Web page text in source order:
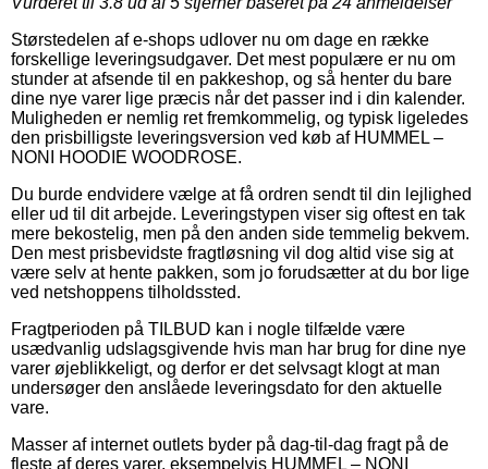
Størstedelen af e-shops udlover nu om dage en række
forskellige leveringsudgaver. Det mest populære er nu om
stunder at afsende til en pakkeshop, og så henter du bare
dine nye varer lige præcis når det passer ind i din kalender.
Muligheden er nemlig ret fremkommelig, og typisk ligeledes
den prisbilligste leveringsversion ved køb af HUMMEL –
NONI HOODIE WOODROSE.
Du burde endvidere vælge at få ordren sendt til din lejlighed
eller ud til dit arbejde. Leveringstypen viser sig oftest en tak
mere bekostelig, men på den anden side temmelig bekvem.
Den mest prisbevidste fragtløsning vil dog altid vise sig at
være selv at hente pakken, som jo forudsætter at du bor lige
ved netshoppens tilholdssted.
Fragtperioden på TILBUD kan i nogle tilfælde være
usædvanlig udslagsgivende hvis man har brug for dine nye
varer øjeblikkeligt, og derfor er det selvsagt klogt at man
undersøger den anslåede leveringsdato for den aktuelle
vare.
Masser af internet outlets byder på dag-til-dag fragt på de
fleste af deres varer, eksempelvis HUMMEL – NONI